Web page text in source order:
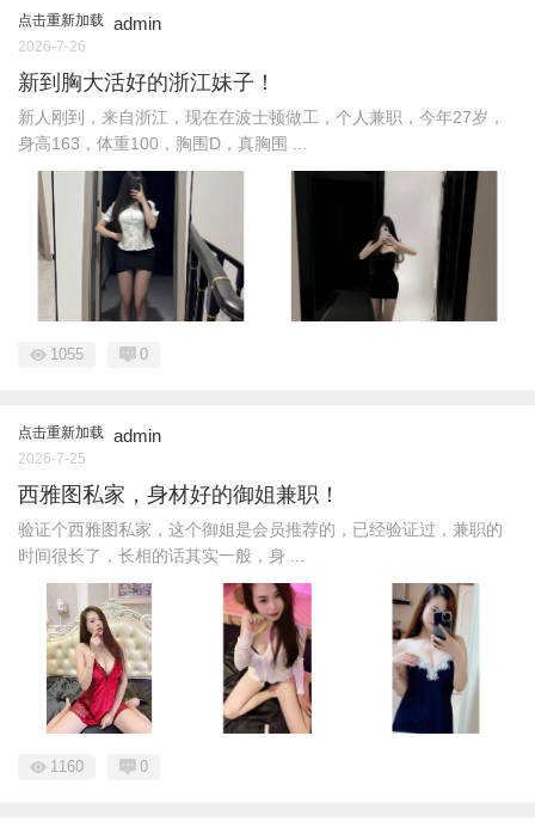
点击重新加载 admin
2026-7-26
新到胸大活好的浙江妹子！
新人刚到，来自浙江，现在在波士顿做工，个人兼职，今年27岁，
身高163，体重100，胸围D，真胸围 ...
1055 0
点击重新加载 admin
2026-7-25
西雅图私家，身材好的御姐兼职！
验证个西雅图私家，这个御姐是会员推荐的，已经验证过，兼职的
时间很长了，长相的话其实一般，身 ...
1160 0